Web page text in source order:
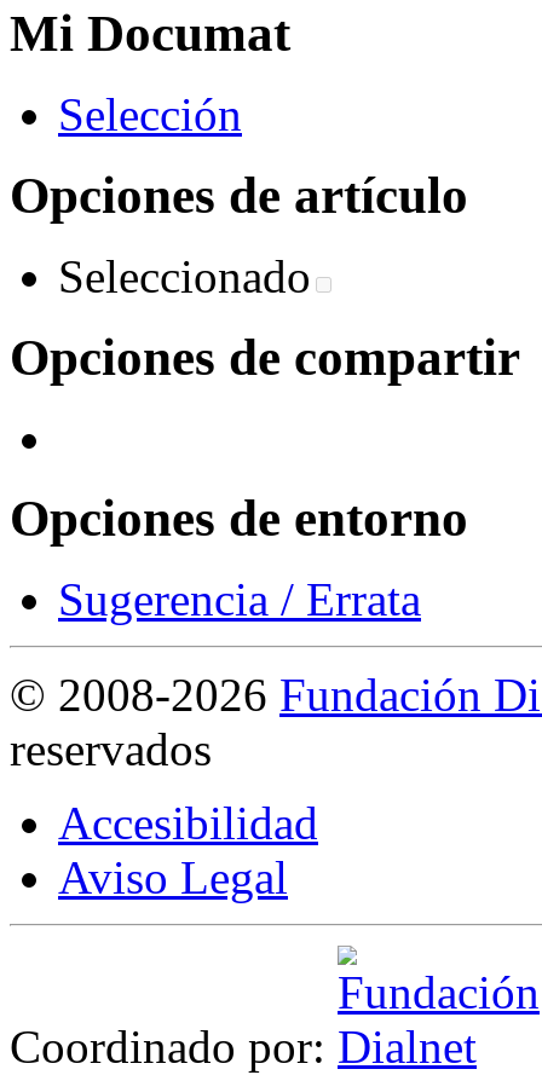
Mi Documat
Selección
Opciones de artículo
Seleccionado
Opciones de compartir
Opciones de entorno
Sugerencia / Errata
© 2008-2026 Fundación
reservados
Accesibilidad
Aviso Legal
Coordinado por: